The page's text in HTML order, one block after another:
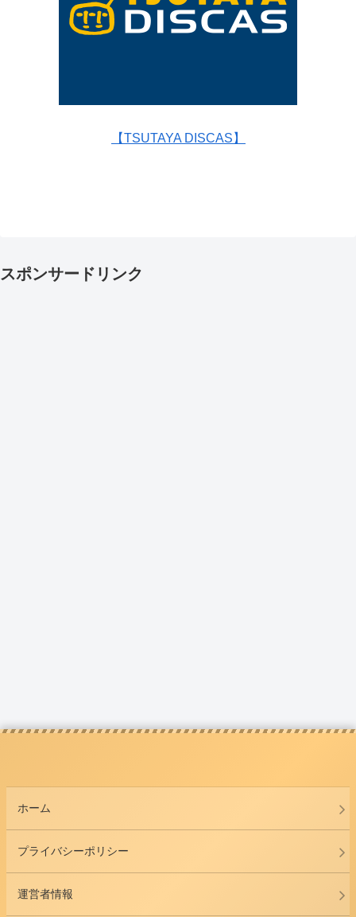
【TSUTAYA DISCAS】
スポンサードリンク
ホーム
プライバシーポリシー
運営者情報